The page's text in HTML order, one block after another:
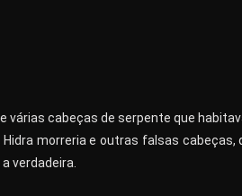
várias cabeças de serpente que
morreria e outras falsas
verdadeira.